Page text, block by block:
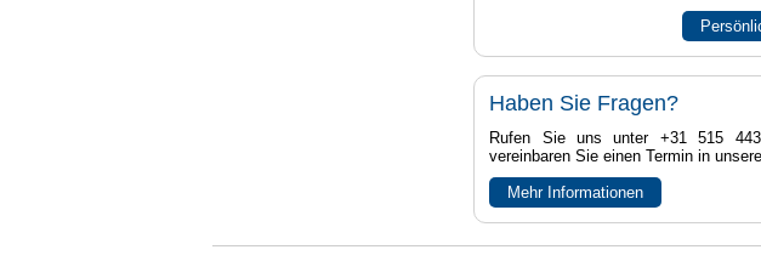
Haben Sie Fragen?
Rufen Sie uns unter +31 515
vereinbaren Sie einen Termin in
Mehr Informationen